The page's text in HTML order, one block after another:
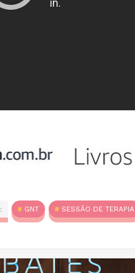
GNT SESSÃO DE TERAPIA